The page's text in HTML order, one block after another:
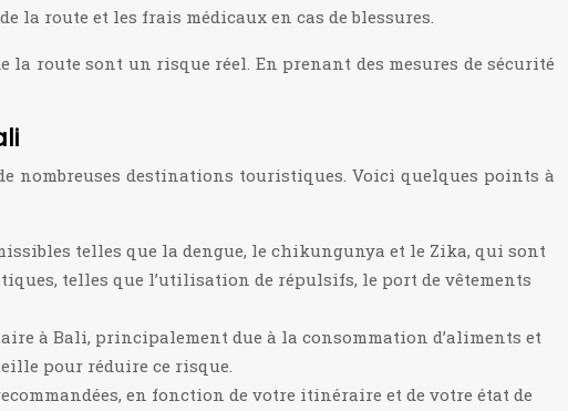
la route et les frais médicaux en cas de blessures.
route sont un risque réel. En prenant des mesures de sécurité
nombreuses destinations touristiques. Voici quelques points à
telles que la dengue, le chikungunya et le Zika, qui sont
telles que l’utilisation de répulsifs, le port de vêtements
à Bali, principalement due à la consommation d’aliments et
pour réduire ce risque.
en fonction de votre itinéraire et de votre état de